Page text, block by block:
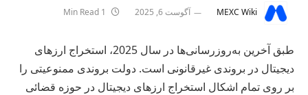
MEXC Wiki آگوست 6, 2025
طبق آخرین به‌روزرسانی‌ها در سال 2025، استخراج ارزهای
دیجیتال در بروندی غیرقانونی است. دولت بروندی ممنوعیتی را
بر روی تمام اشکال استخراج ارزهای دیجیتال در حوزه قضائی